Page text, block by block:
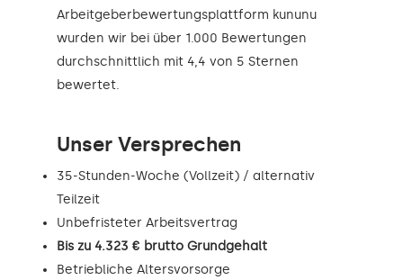
Arbeitgeberbewertungsplattform kununu
wurden wir bei über 1.000 Bewertungen
durchschnittlich mit 4,4 von 5 Sternen
bewertet.
Unser Versprechen
35-Stunden-Woche (Vollzeit) / alternativ
Teilzeit
Unbefristeter Arbeitsvertrag
Bis zu 4.323 € brutto Grundgehalt
Betriebliche Altersvorsorge